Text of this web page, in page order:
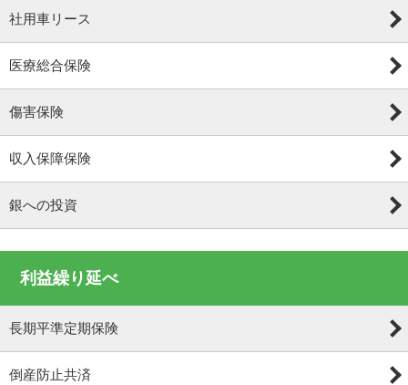
社用車リース
医療総合保険
傷害保険
収入保障保険
銀への投資
利益繰り延べ
長期平準定期保険
倒産防止共済